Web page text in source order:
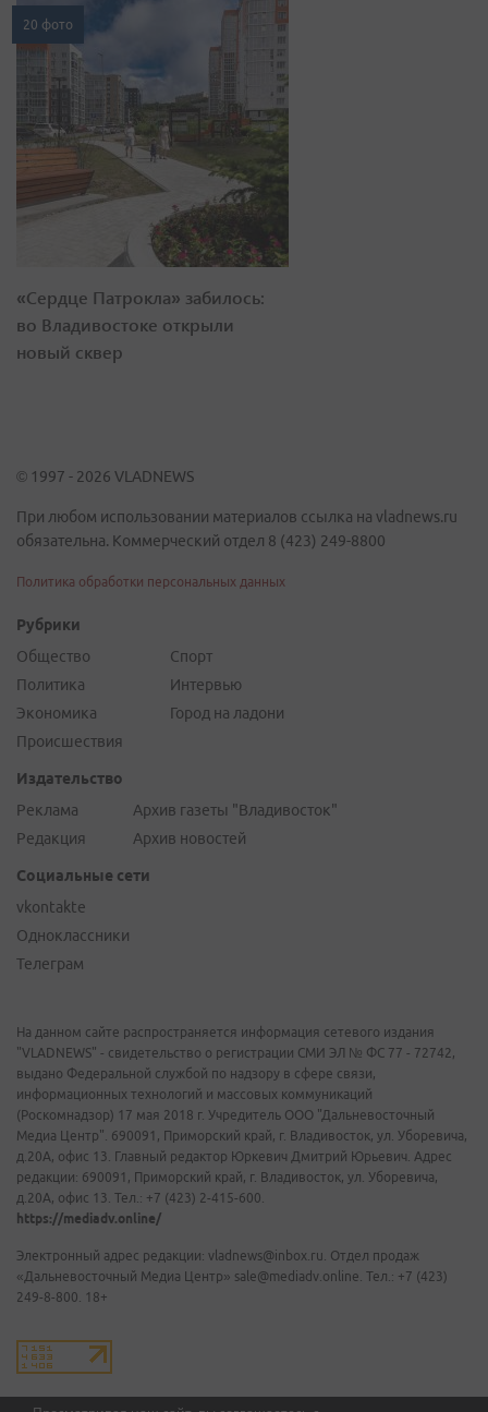
20 фото
«Сердце Патрокла» забилось:
во Владивостоке открыли
новый сквер
© 1997 - 2026 VLADNEWS
При любом использовании материалов ссылка на vladnews.ru
обязательна. Коммерческий отдел 8 (423) 249-8800
Политика обработки персональных данных
Рубрики
Общество
Политика
Экономика
Происшествия
Спорт
Интервью
Город на ладони
Издательство
Реклама
Редакция
Архив газеты "Владивосток"
Архив новостей
Социальные сети
vkontakte
Одноклассники
Телеграм
На данном сайте распространяется информация сетевого издания
"VLADNEWS" - свидетельство о регистрации СМИ ЭЛ № ФС 77 - 72742,
выдано Федеральной службой по надзору в сфере связи,
информационных технологий и массовых коммуникаций
(Роскомнадзор) 17 мая 2018 г. Учредитель ООО "Дальневосточный
Медиа Центр". 690091, Приморский край, г. Владивосток, ул. Уборевича,
д.20А, офис 13. Главный редактор Юркевич Дмитрий Юрьевич. Адрес
редакции: 690091, Приморский край, г. Владивосток, ул. Уборевича,
д.20А, офис 13. Тел.: +7 (423) 2-415-600.
https://mediadv.online/
Электронный адрес редакции: vladnews@inbox.ru. Отдел продаж
«Дальневосточный Медиа Центр» sale@mediadv.online. Тел.: +7 (423)
249-8-800. 18+